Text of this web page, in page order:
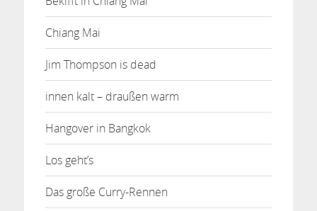
Chiang Mai
Jim Thompson is dead
innen kalt – draußen warm
Hangover in Bangkok
Los geht’s
Das große Curry-Rennen